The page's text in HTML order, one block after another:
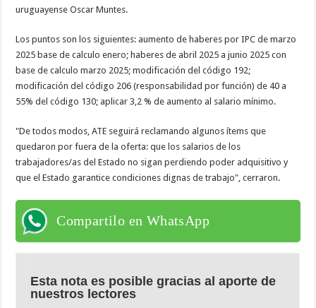
uruguayense Oscar Muntes.
Los puntos son los siguientes: aumento de haberes por IPC de marzo
2025 base de calculo enero; haberes de abril 2025 a junio 2025 con
base de calculo marzo 2025; modificación del código 192;
modificación del código 206 (responsabilidad por función) de 40 a
55% del código 130; aplicar 3,2 % de aumento al salario mínimo.
"De todos modos, ATE seguirá reclamando algunos ítems que
quedaron por fuera de la oferta: que los salarios de los
trabajadores/as del Estado no sigan perdiendo poder adquisitivo y
que el Estado garantice condiciones dignas de trabajo", cerraron.
Compartilo en WhatsApp
Esta nota es posible gracias al aporte de
nuestros lectores